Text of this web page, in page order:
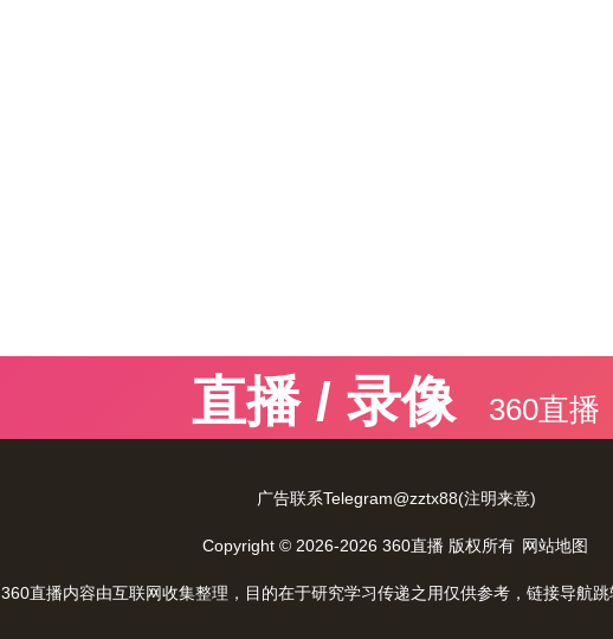
直播 / 录像 360直播
广告联系Telegram@zztx88(注明来意)
Copyright © 2026-2026 360直播 版权所有 网站地图
360直播内容由互联网收集整理，目的在于研究学习传递之用仅供参考，链接导航跳